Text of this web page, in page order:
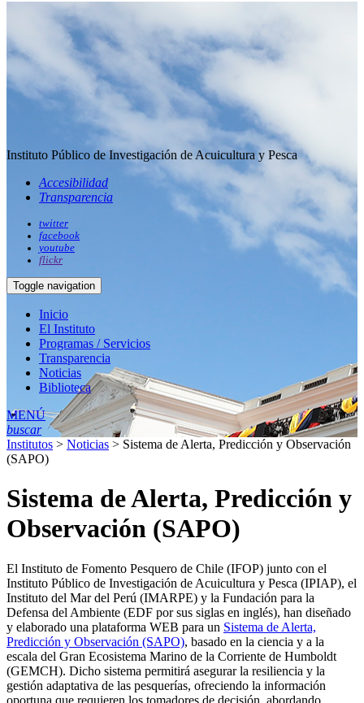
Instituto Público de Investigación de Acuicultura y Pesca
Accesibilidad
Transparencia
twitter
facebook
youtube
flickr
Toggle navigation
Inicio
El Instituto
Programas / Servicios
Transparencia
Noticias
Biblioteca
MENÚ
buscar
Institutos > Noticias > Sistema de Alerta, Predicción y Observación
(SAPO)
Sistema de Alerta, Predicción y
Observación (SAPO)
El Instituto de Fomento Pesquero de Chile (IFOP) junto con el
Instituto Público de Investigación de Acuicultura y Pesca (IPIAP), el
Instituto del Mar del Perú (IMARPE) y la Fundación para la
Defensa del Ambiente (EDF por sus siglas en inglés), han diseñado
y elaborado una plataforma WEB para un Sistema de Alerta,
Predicción y Observación (SAPO), basado en la ciencia y a la
escala del Gran Ecosistema Marino de la Corriente de Humboldt
(GEMCH). Dicho sistema permitirá asegurar la resiliencia y la
gestión adaptativa de las pesquerías, ofreciendo la información
oportuna que requieren los tomadores de decisión, abordando